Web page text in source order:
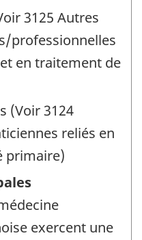
3125 Autres
professionnelles
en traitement de
(Voir 3124
reliés en
primaire)
exercent une